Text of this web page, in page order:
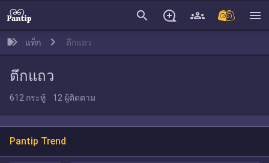
search menu
แท็ก ตึกแถว
ตึกแถว
612 กระทู้ 12 ผู้ติดตาม
Pantip Trend